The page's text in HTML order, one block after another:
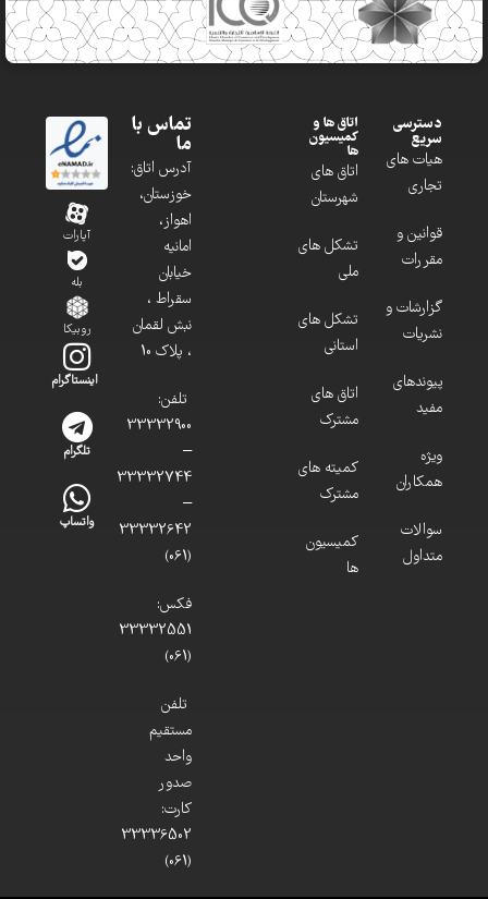
دسترسی
سریع
هیات های
تجاری
قوانین و
مقررات
گزارشات و
نشریات
پیوندهای
مفید
ویژه
همکاران
سوالات
متداول
اتاق ها و
کمیسیون
ها
اتاق های
شهرستان
تشکل های
ملی
تشکل های
استانی
اتاق های
مشترک
کمیته های
مشترک
کمیسیون
ها
تماس با
ما
آدرس اتاق:
خوزستان،
اهواز،
امانیه
خیابان
سقراط ،
نبش لقمان
، پلاک 10
تلفن:
33332900
–
33332744
–
33332642
(061)
فکس:
33332551
(061)
تلفن
مستقیم
واحد
صدور
کارت:
33336502
(061)
آپارات
بله
روبیکا
اینستاگرام
تلگرام
واتساپ